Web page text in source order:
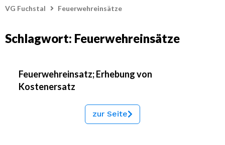
VG Fuchstal Feuerwehreinsätze
Schlagwort: Feuerwehreinsätze
Feuerwehreinsatz; Erhebung von
Kostenersatz
zur Seite